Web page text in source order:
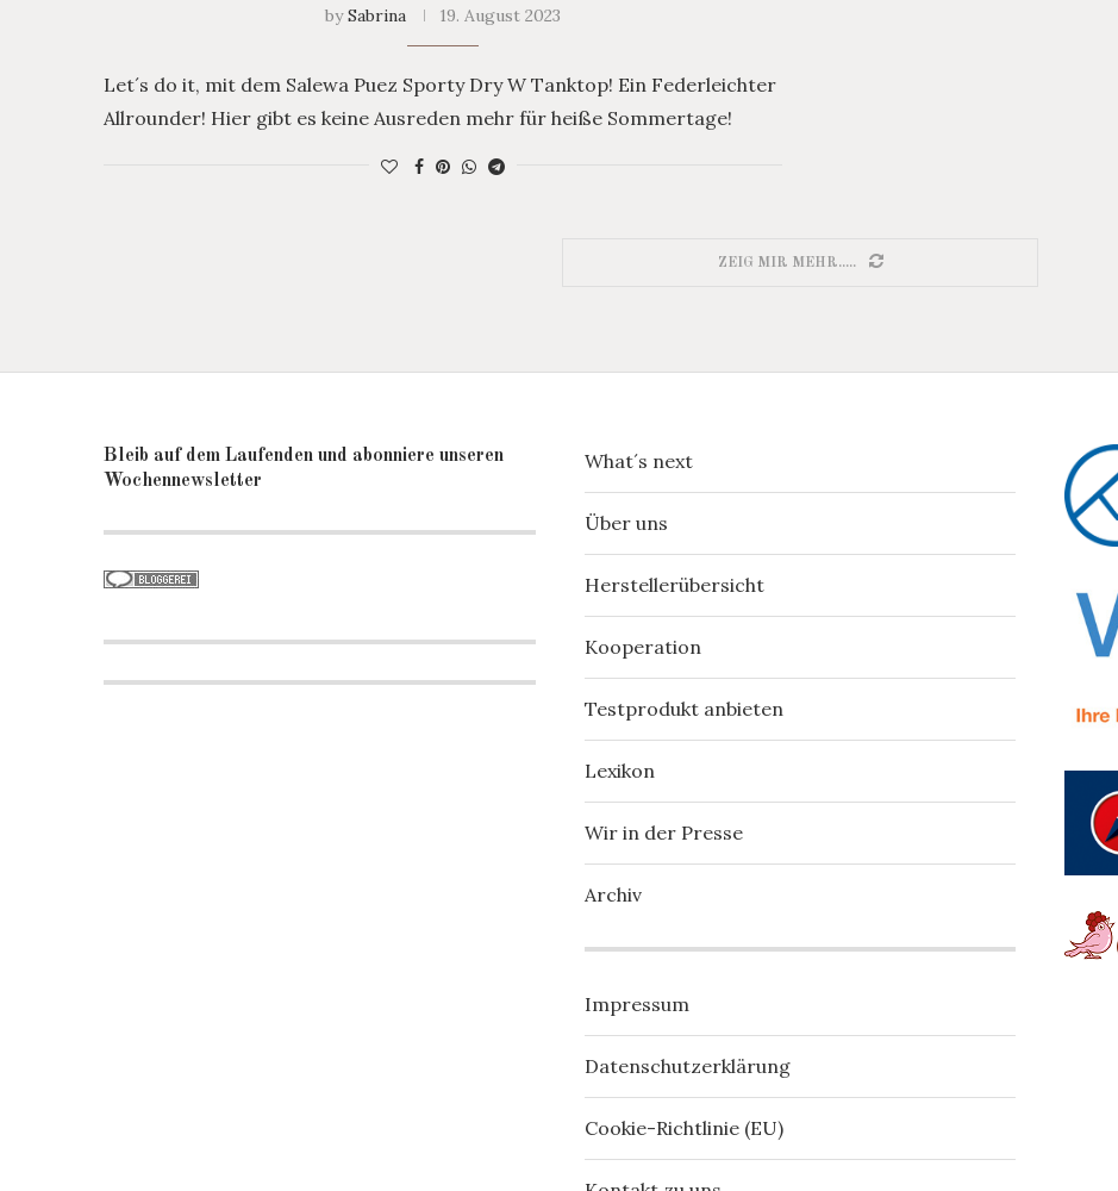
bySabrina 19. August 2023
Let´s do it, mit dem Salewa Puez Sporty Dry W Tanktop! Ein Federleichter
Allrounder! Hier gibt es keine Ausreden mehr für heiße Sommertage!
ZEIG MIR MEHR.....
Bleib auf dem Laufenden und abonniere unseren
Wochennewsletter
What´s next
Über uns
Herstellerübersicht
Kooperation
Testprodukt anbieten
Lexikon
Wir in der Presse
Archiv
Impressum
Datenschutzerklärung
Cookie-Richtlinie (EU)